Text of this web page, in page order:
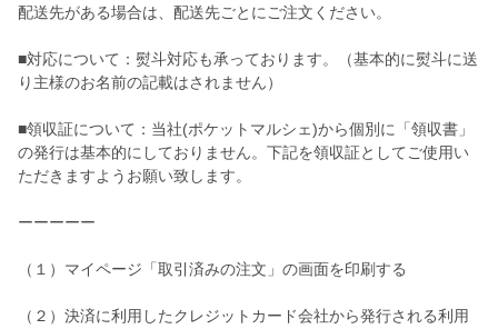
配送先がある場合は、配送先ごとにご注文ください。
■対応について：熨斗対応も承っております。（基本的に熨斗に送
り主様のお名前の記載はされません）
■領収証について：当社(ポケットマルシェ)から個別に「領収書」
の発行は基本的にしておりません。下記を領収証としてご使用い
ただきますようお願い致します。
ーーーーー
（１）マイページ「取引済みの注文」の画面を印刷する
（２）決済に利用したクレジットカード会社から発行される利用